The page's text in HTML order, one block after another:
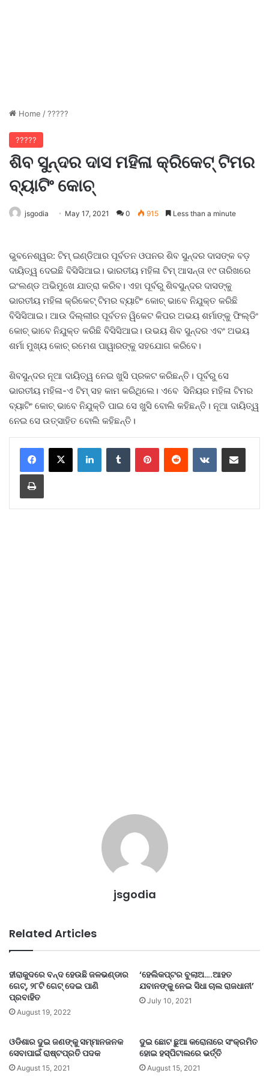
Home /?????
?????
ଶିବ ସୁନ୍ଦର ଦାସ ମହିଳା କ୍ରିକେଟ୍ ଟିମର
ବ୍ୟାଟିଂ କୋଚ୍
jsgodia May 17, 2021 0 915 Less than a minute
ଭୁବନେଶ୍ୱର: ଟିମ୍ ଇଣ୍ଡିଆର ପୂର୍ବତନ ଓପନର ଶିବ ସୁନ୍ଦର ଦାସଙ୍କ ବଡ଼
ଦାୟିତ୍ୱ ଦେଇଛି ବିସିସିଆଇ। ଭାରତୀୟ ମହିଳା ଟିମ୍ ଆସନ୍ତା ୧୯ ତାରିଖରେ
ଇଂଲଣ୍ଡ ଅଭିମୁଖେ ଯାତ୍ରା କରିବ। ଏହା ପୂର୍ବରୁ ଶିବସୁନ୍ଦର ଦାସଙ୍କୁ
ଭାରତୀୟ ମହିଳା କ୍ରିକେଟ୍ ଟିମର ବ୍ୟାଟିଂ କୋଚ୍ ଭାବେ ନିଯୁକ୍ତ କରିଛି
ବିସିସିଆଇ। ଆଉ ଦିଲ୍ଲୀର ପୂର୍ବତନ ୱିକେଟ କିପର ଅଭୟ ଶର୍ମାଙ୍କୁ ଫିଲ୍ଡିଂ
କୋଚ୍ ଭାବେ ନିଯୁକ୍ତ କରିଛି ବିସିସିଆଇ। ଉଭୟ ଶିବ ସୁନ୍ଦର ଏବଂ ଅଭୟ
ଶର୍ମା ମୁଖ୍ୟ କୋଚ୍ ରମେଶ ପାୱାରଙ୍କୁ ସହଯୋଗ କରିବେ।
ଶିବସୁନ୍ଦର ନୂଆ ଦାୟିତ୍ୱ ନେଇ ଖୁସି ପ୍ରକଟ କରିଛନ୍ତି। ପୂର୍ବରୁ ସେ
ଭାରତୀୟ ମହିଳା-ଏ ଟିମ୍ ସହ କାମ କରିଥିଲେ। ଏବେ ସିନିୟର ମହିଳା ଟିମର
ବ୍ୟାଟିଂ କୋଚ୍ ଭାବେ ନିଯୁକ୍ତି ପାଇ ସେ ଖୁସି ବୋଲି କହିଛନ୍ତି। ନୂଆ ଦାୟିତ୍ୱ
ନେଇ ସେ ଉତ୍ସାହିତ ବୋଲି କହିଛନ୍ତି।
LinkedInTumblr PinterestReddit VKontakteShare via Email
Print
jsgodia
Related Articles
ହୀରାକୁଦରେ ବନ୍ଦ ହେଉଛି ଜଳଭଣ୍ଡାର
ଗେଟ୍, ୨୮ଟି ଗେଟ୍ ଦେଇ ପାଣି
ପ୍ରବାହିତ
August 19, 2022
‘ହେଲିକପ୍ଟର ବୁଲାଅ….ଆହତ
ଯବାନଙ୍କୁ ନେଇ ସିଧା ଚାଲ ରାଜଧାନୀ’
July 10, 2021
ଓଡିଶାର ଦୁଇ ଜଣଙ୍କୁ ସମ୍ମାନଜନକ
ସେବାପାଇଁ ରାଷ୍ଟପ୍ରତି ପଦକ
August 15, 2021
ଦୁଇ ଛୋଟ ଛୁଆ କରୋନାରେ ସଂକ୍ରମିତ
ହୋଇ ହସ୍ପିଟାଲରେ ଭର୍ତ୍ତି
August 15, 2021